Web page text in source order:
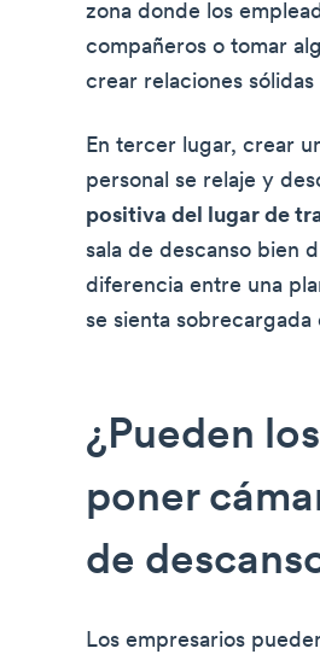
zona donde los
compañeros o tomar
crear relaciones
En tercer lugar, crear
personal se relaje y
positiva del lugar de
sala de descanso bien
diferencia entre una
se sienta
¿Pueden
poner
de
Los empresarios